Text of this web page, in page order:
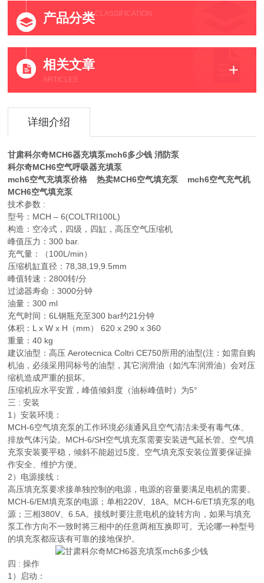
产品分类CLASSIFICATION
相关文章
ARTICLES
详细介绍
甘肃科尔奇MCH6器充填泵mch6多少钱 消防泵
科尔奇MCH6空气呼吸器充填泵
mch6空气充填泵价格 热卖MCH6空气填充泵 mch6空气充气机
MCH6空气填充泵
技术参数 :
型号：MCH – 6(COLTRI100L)
构造：空冷式，四级，四缸，高压空气压缩机
峰值压力：300 bar.
充气量：（100L/min）
压缩机缸直径：78,38,19,9.5mm
峰值转速：2800转/分
过滤器寿命：3000分钟
油量：300 ml
充气时间：6L钢瓶充至300 bar约21分钟
体积：L x W x H（mm） 620 x 290 x 360
重量：40 kg
建议油型：高压 Aerotecnica Coltri CE750所用的油型(注：如需自购
机油，必须采用同标号的油型，其它润滑油（如汽车润滑油）会对压
缩机造成严重的损坏。
压缩机应水平安置，峰值倾斜度（油标峰值时）为5°
三 : 安装
1）安装环境：
MCH-6空气填充泵的工作环境必须通风且空气清洁未受有毒气体、
排放气体污染。MCH-6/SH空气填充泵需要安装进气延长管。空气填
充泵安装要平稳，倾斜不能超过5度。空气填充泵安装位置要保证操
作安全、维护方便。
2）电源接线：
高压填充泵要求接单独控制的电源，电源的容量要满足电机的需要。
MCH-6/EM填充泵的电源；单相220V、18A。MCH-6/ET填充泵的电
源；三相380V、6.5A。接线时要注意电机的旋转方向，如果与填充
泵工作方向不一致时将三相中的任意两相互换即可。无论哪一种型号
的填充泵都应该有可靠的接地保护。
四 : 操作
1）启动：